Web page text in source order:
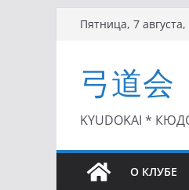
Перейти
Пятница, 7
弓道会
KYUDOKAI *
О КЛУБЕ